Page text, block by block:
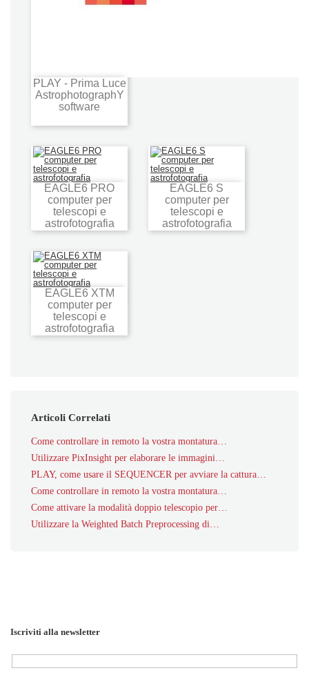
PLAY - Prima Luce
AstrophotographY
software
Aggiungi al carrello
EAGLE6 PRO
computer per
telescopi e
astrofotografia
Aggiungi al carrello
EAGLE6 S
computer per
telescopi e
astrofotografia
Aggiungi al carrello
EAGLE6 XTM
computer per
telescopi e
astrofotografia
Aggiungi al carrello
Articoli Correlati
Come controllare in remoto la vostra montatura…
Utilizzare PixInsight per elaborare le immagini…
PLAY, come usare il SEQUENCER per avviare la cattura…
Come controllare in remoto la vostra montatura…
Come attivare la modalità doppio telescopio per…
Utilizzare la Weighted Batch Preprocessing di…
Iscriviti alla newsletter